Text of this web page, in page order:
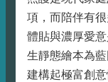
項，而陪伴有
體貼與濃厚愛
生靜態繪本為
建構起極富創意